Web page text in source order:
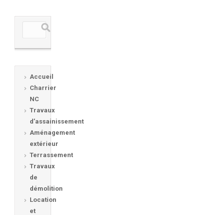
Accueil
Charrier
NC
Travaux
d’assainissement
Aménagement
extérieur
Terrassement
Travaux
de
démolition
Location
et